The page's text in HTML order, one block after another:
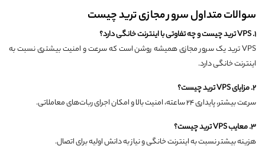
سوالات متداول سرور مجازی ترید چیست
۱. VPS
ترید چیست و چه تفاوتی با اینترنت خانگی دارد؟
VPS ترید یک سرور مجازی همیشه روشن است که سرعت و امنیت بیشتری نسبت به
اینترنت خانگی دارد.
۲.مزایای
ترید چیست؟
سرعت بیشتر، پایداری ۲۴ ساعته، امنیت بالا و امکان اجرای ربات‌های معاملاتی.
۳.معایب
ترید چیست؟
هزینه بیشتر نسبت به اینترنت خانگی و نیاز به دانش اولیه برای اتصال.